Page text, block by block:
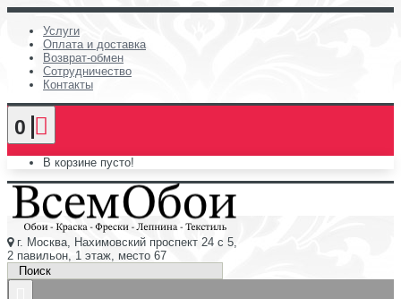
Услуги
Оплата и доставка
Возврат-обмен
Сотрудничество
Контакты
0
В корзине пусто!
г. Москва, Нахимовский проспект 24 с 5,
2 павильон, 1 этаж, место 67